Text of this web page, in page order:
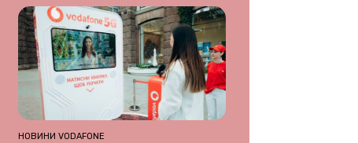
НОВИНИ VODAFONE